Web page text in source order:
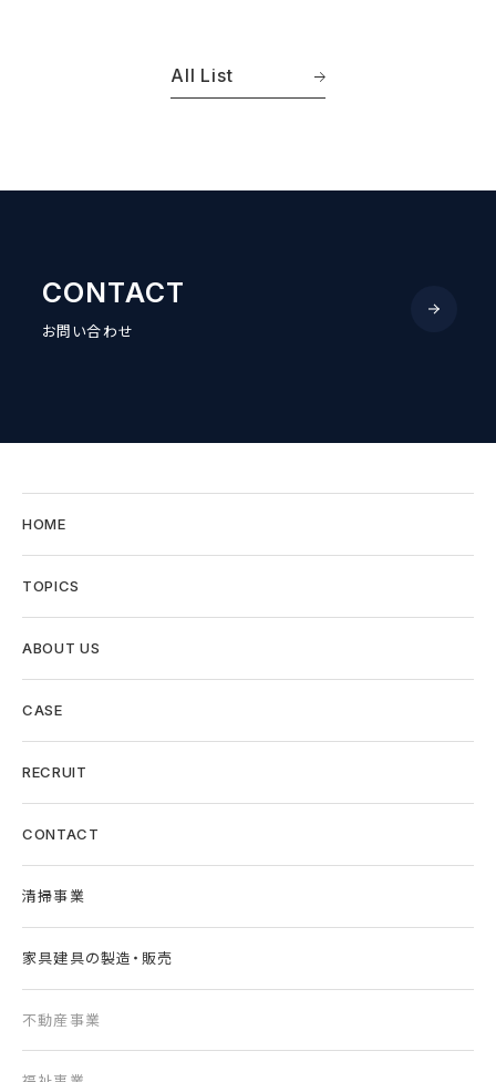
All List
CONTACT
お問い合わせ
HOME
TOPICS
ABOUT US
CASE
RECRUIT
CONTACT
清掃事業
家具建具の製造・販売
不動産事業